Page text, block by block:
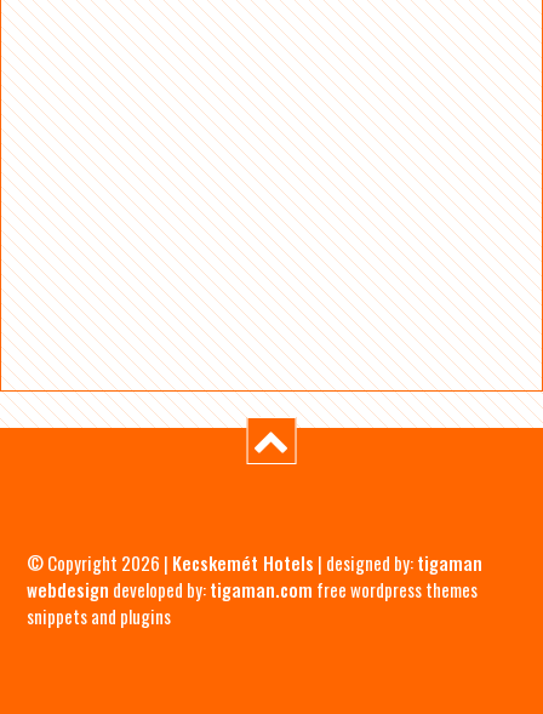
© Copyright 2026 | Kecskemét Hotels | designed by:tigaman
webdesign developed by:tigaman.com free wordpress themes
snippets and plugins